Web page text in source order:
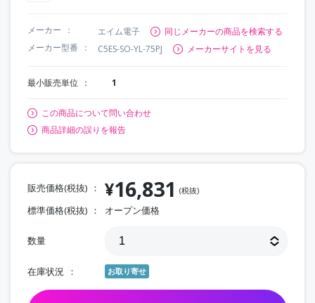
メーカー エイム電子
同じメーカーの商品を検索する
メーカー型番
C5ES-SO-YL-75PJ メーカーサイトを見る
最小販売単位 1
この商品について問い合わせ
商品詳細の誤りを報告
販売価格(税抜) ¥16,831 (税抜)
標準価格(税抜) オープン価格
数量
在庫状況 お取り寄せ